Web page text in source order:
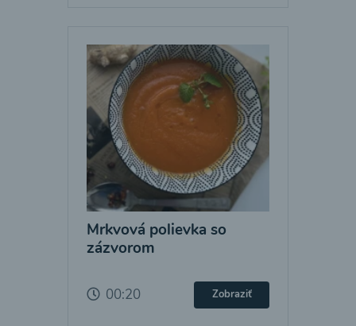
Mrkvová polievka so
zázvorom
00:20 Zobraziť